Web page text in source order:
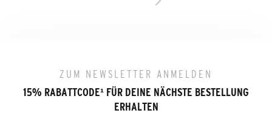
ZUM NEWSLETTER ANMELDEN
15% RABATTCODE¹ FÜR DEINE NÄCHSTE BESTELLUNG
ERHALTEN